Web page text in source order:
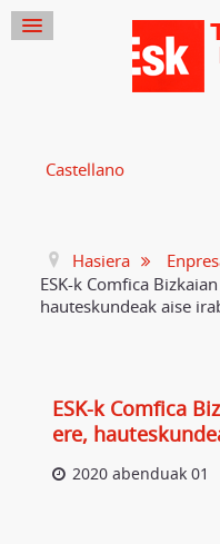
Castellano
Hasiera
ESK-k Comfica
hauteskundeak aise
ESK-k Comfica
ere,
2020 abenduak 01